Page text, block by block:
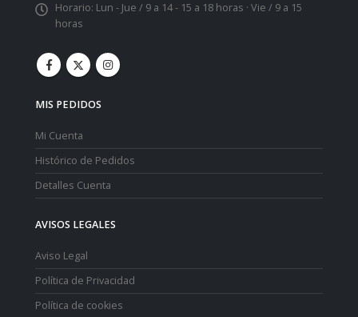
Horario: Lun - Jue / 9 a 14 - 15 a 18 horas · Vie / 9 a 15
horas
MIS PEDIDOS
Mi Cuenta
Histórico de Pedidos
Detalles Cuenta
AVISOS LEGALES
Aviso Legal
Política de Privacidad
Política de cookies